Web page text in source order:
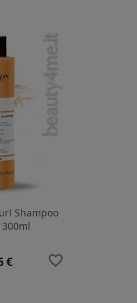
Shampoo
€ favorite_border